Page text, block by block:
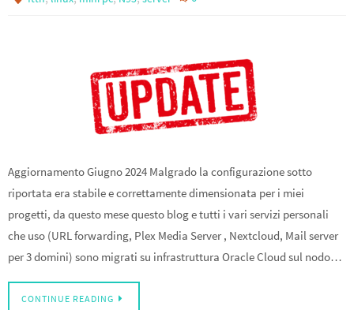
Aggiornamento Giugno 2024 Malgrado la configurazione sotto
riportata era stabile e correttamente dimensionata per i miei
progetti, da questo mese questo blog e tutti i vari servizi personali
che uso (URL forwarding, Plex Media Server , Nextcloud, Mail server
per 3 domini) sono migrati su infrastruttura Oracle Cloud sul nodo…
CONTINUE READING